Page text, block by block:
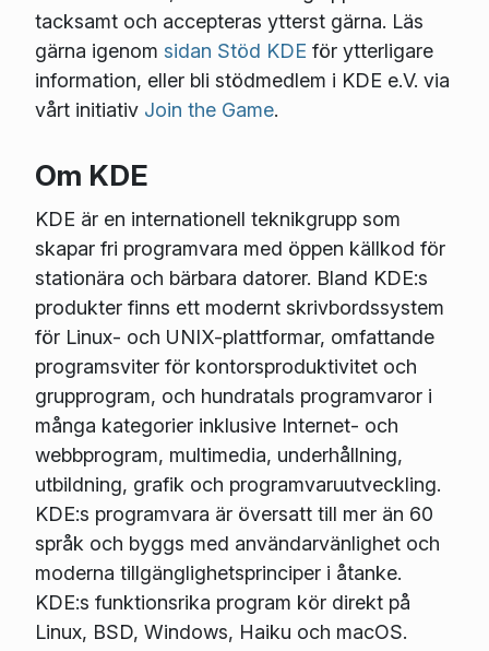
tacksamt och accepteras ytterst gärna. Läs
gärna igenom sidan Stöd KDE för ytterligare
information, eller bli stödmedlem i KDE e.V. via
vårt initiativ Join the Game.
Om KDE
KDE är en internationell teknikgrupp som
skapar fri programvara med öppen källkod för
stationära och bärbara datorer. Bland KDE:s
produkter finns ett modernt skrivbordssystem
för Linux- och UNIX-plattformar, omfattande
programsviter för kontorsproduktivitet och
grupprogram, och hundratals programvaror i
många kategorier inklusive Internet- och
webbprogram, multimedia, underhållning,
utbildning, grafik och programvaruutveckling.
KDE:s programvara är översatt till mer än 60
språk och byggs med användarvänlighet och
moderna tillgänglighetsprinciper i åtanke.
KDE:s funktionsrika program kör direkt på
Linux, BSD, Windows, Haiku och macOS.